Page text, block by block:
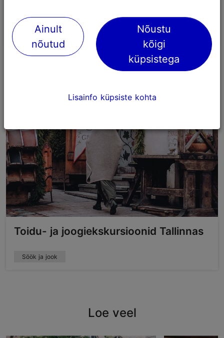
Söök ja jook
Toidu- ja joogiekskursioonid Tallinnas
Söök ja jook
Loe veel
Ainult
nõutud
Nõustu
kõigi
küpsistega
Lisainfo küpsiste kohta